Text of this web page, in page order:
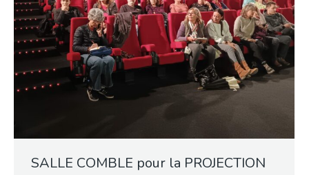
SALLE COMBLE pour la PROJECTION